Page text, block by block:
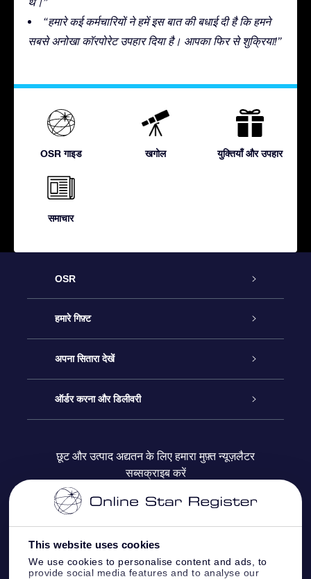
This website uses cookies
We use cookies to personalise content and ads, to
provide social media features and to analyse our
“हमारे कई कर्मचारियों ने हमें इस बात की बधाई दी है कि हमने
सबसे अनोखा कॉरपोरेट उपहार दिया है। आपका फिर से शुक्रिया!”
OSR गाइड खगोल युक्तियाँ और उपहार
समाचार
OSR
ग्राहक सेवा
हमसे संपर्क करें
ब्लॉग
हमारे गिफ़्ट
ऑनलाइन स्टार गिफ़्ट
OSR गिफ़्ट पैक
कॉर्पोरेट उपहार
अपना सितारा देखें
स्टार रजिस्टर
स्टार पेज को अपनी पसंद के मुताबिक तैयार करें
वन मिलियन स्टार्स
OSR स्टार सेवर
ऑर्डर करना और डिलीवरी
भुगतान जानकारी
शिपिंग जानकारी
वापिसी नीति
छूट और उत्पाद अद्यतन के लिए हमारा मुफ़्त न्यूज़लैटर
सब्सक्राइब करें